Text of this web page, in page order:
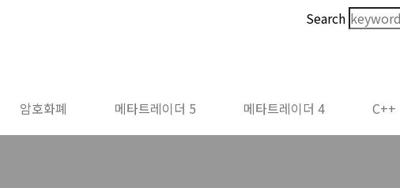
Search
암호화폐 메타트레이더 5 메타트레이더 4 C++